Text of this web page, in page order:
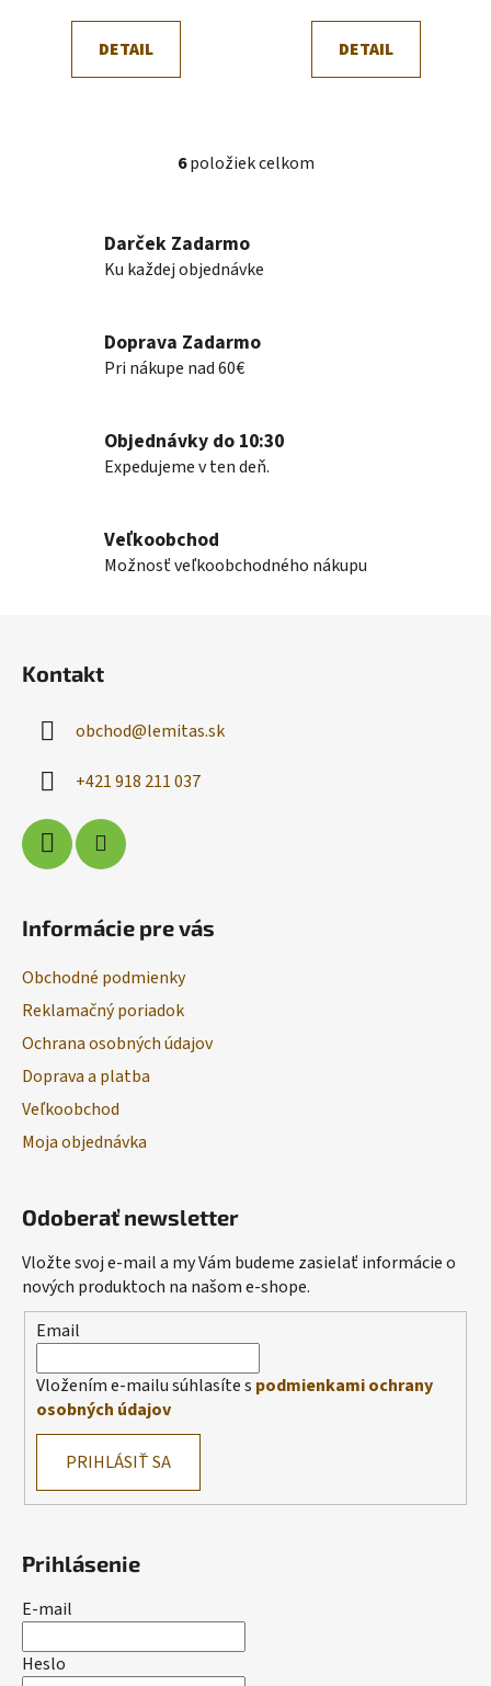
DETAIL DETAIL
O
á
d
i
e
v
k
p
6položiek celkom
Darček Zadarmo
Ku každej objednávke
Doprava Zadarmo
Pri nákupe nad 60€
Objednávky do 10:30
Expedujeme v ten deň.
Veľkoobchod
Možnosť veľkoobchodného nákupu
Kontakt
obchod@lemitas.sk
+421 918 211 037
Informácie pre vás
Obchodné podmienky
Reklamačný poriadok
Ochrana osobných údajov
Doprava a platba
Veľkoobchod
Moja objednávka
Odoberať newsletter
Vložte svoj e-mail a my Vám budeme zasielať informácie o
nových produktoch na našom e-shope.
Email
Vložením e-mailu súhlasíte s podmienkami ochrany
osobných údajov
PRIHLÁSIŤ SA
Prihlásenie
E-mail
Heslo